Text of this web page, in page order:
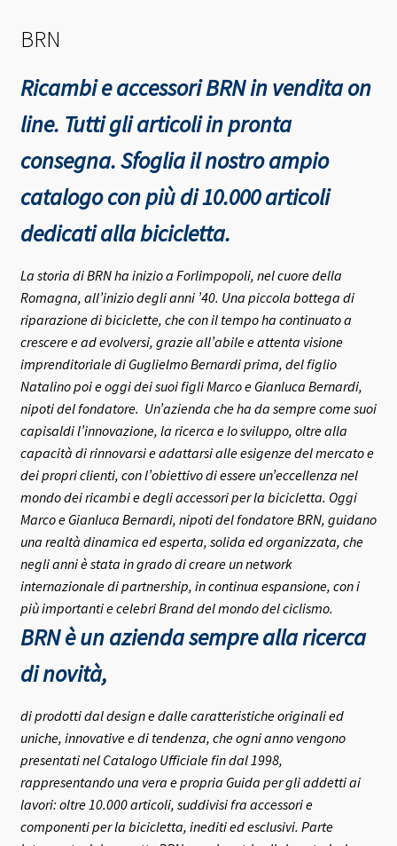
BRN
Ricambi e accessori BRN in vendita on
line. Tutti gli articoli in pronta
consegna.Sfoglia il nostro ampio
catalogo con più di 10.000 articoli
dedicati alla bicicletta.
La storia di BRN ha inizio a Forlimpopoli, nel cuore della
Romagna, all’inizio degli anni ’40. Una piccola bottega di
riparazione di biciclette, che con il tempo ha continuato a
crescere e ad evolversi, grazie all’abile e attenta visione
imprenditoriale di Guglielmo Bernardi prima, del figlio
Natalino poi e oggi dei suoi figli Marco e Gianluca Bernardi,
nipoti del fondatore. Un’azienda che ha da sempre come suoi
capisaldi l’innovazione, la ricerca e lo sviluppo, oltre alla
capacità di rinnovarsi e adattarsi alle esigenze del mercato e
dei propri clienti, con l’obiettivo di essere un’eccellenza nel
mondo dei ricambi e degli accessori per la bicicletta. Oggi
Marco e Gianluca Bernardi, nipoti del fondatore BRN, guidano
una realtà dinamica ed esperta, solida ed organizzata, che
negli anni è stata in grado di creare un network
internazionale di partnership, in continua espansione, con i
più importanti e celebri Brand del mondo del ciclismo.
BRN è un azienda sempre alla ricerca
di novità,
di prodotti dal design e dalle caratteristiche originali ed
uniche, innovative e di tendenza, che ogni anno vengono
presentati nel Catalogo Ufficiale fin dal 1998,
rappresentando una vera e propria Guida per gli addetti ai
lavori: oltre 10.000 articoli, suddivisi fra accessori e
componenti per la bicicletta, inediti ed esclusivi. Parte